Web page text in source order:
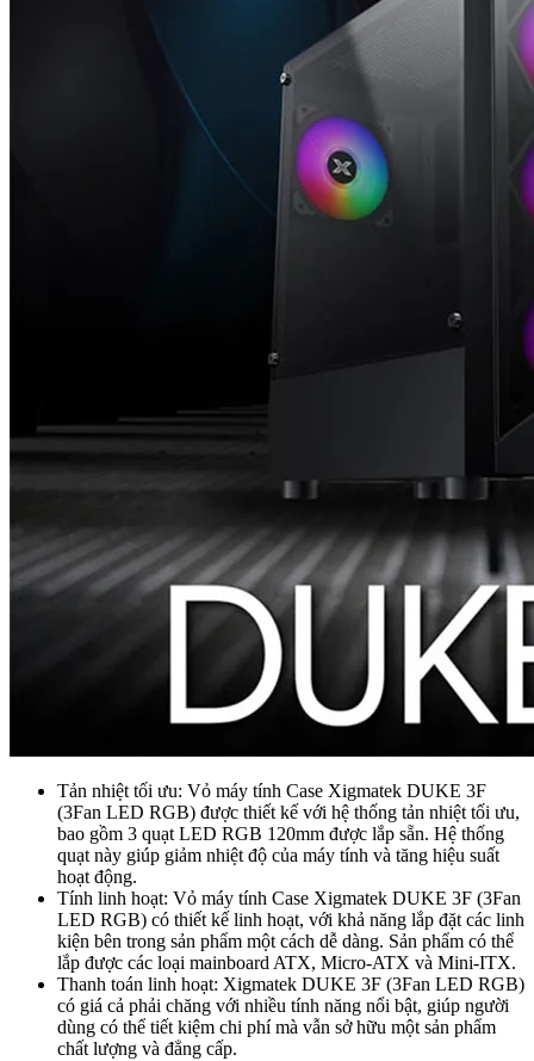
Tản nhiệt tối ưu: Vỏ máy tính Case Xigmatek DUKE 3F
(3Fan LED RGB) được thiết kế với hệ thống tản nhiệt tối ưu,
bao gồm 3 quạt LED RGB 120mm được lắp sẵn. Hệ thống
quạt này giúp giảm nhiệt độ của máy tính và tăng hiệu suất
hoạt động.
Tính linh hoạt: Vỏ máy tính Case Xigmatek DUKE 3F (3Fan
LED RGB) có thiết kế linh hoạt, với khả năng lắp đặt các linh
kiện bên trong sản phẩm một cách dễ dàng. Sản phẩm có thể
lắp được các loại mainboard ATX, Micro-ATX và Mini-ITX.
Thanh toán linh hoạt: Xigmatek DUKE 3F (3Fan LED RGB)
có giá cả phải chăng với nhiều tính năng nổi bật, giúp người
dùng có thể tiết kiệm chi phí mà vẫn sở hữu một sản phẩm
chất lượng và đẳng cấp.